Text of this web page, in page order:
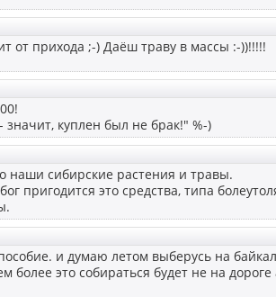
от прихода ;-) Даёш траву в массы :-))!!!!!
значит, куплен был не брак!" %-)
наши сибирские растения и травы.
пригодится это средства, типа
и думаю летом выберусь на
более это собираться будет не на